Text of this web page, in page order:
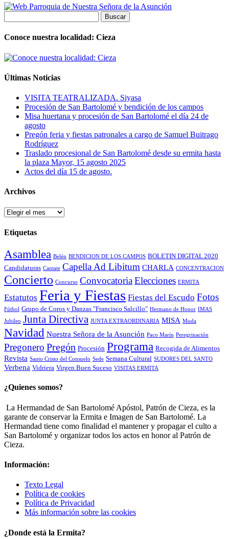
Conoce nuestra localidad: Cieza
Últimas Noticias
VISITA TEATRALIZADA. Siyasa
Procesión de San Bartolomé y bendición de los campos
Misa huertana y procesión de San Bartolomé el día 24 de
agosto
Pregón feria y fiestas patronales a cargo de Samuel Buitrago
Rodríguez
Traslado procesional de San Bartolomé desde su ermita hasta
la plaza Mayor, 15 agosto 2025
Actos del día 15 de agosto.
Archivos
Archivos
Etiquetas
Asamblea Belén BENDICION DE LOS CAMPOS BOLETIN DIGITAL 2020
Candidaturas Cantate Capella Ad Libitum CHARLA CONCENTRACION
Concierto Concurso ConvocatoriaElecciones ERMITA
Estatutos Feria y Fiestas Fiestas del Escudo Fotos
Fútbol Grupo de Coros y Danzas "Francisco Salcillo" Hermano de Honor IMAS
Jubileo Junta Directiva JUNTA EXTRAORDINARIA MISA Muda
Navidad Nuestra Señora de la Asunción Paco Marín Peregrinación
Pregonero Pregón Procesión Programa Recogida de Alimentos
Revista Santo Cristo del Consuelo Sede Semana Cultural SUDORES DEL SANTO
Verbena Vidriera Virgen Buen Suceso VISITAS ERMITA
¿Quienes somos?
La Hermandad de San Bartolomé Apóstol, Patrón de Cieza, es la
garante de conservar la Ermita e Imagen de San Bartolomé. La
Hermandad tiene como finalidad el mantener y propagar el culto a
San Bartolomé y organizar todos los actos en honor al Patrón de
Cieza.
Información:
Texto Legal
Política de cookies
Política de Privacidad
Más información sobre las cookies
¿Donde está la Ermita?